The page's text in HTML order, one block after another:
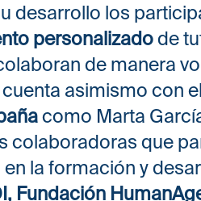
desarrollo los
personalizadode
de manera
cuenta asimismo con
como Marta
colaboradoras que
la formación y
Fundación